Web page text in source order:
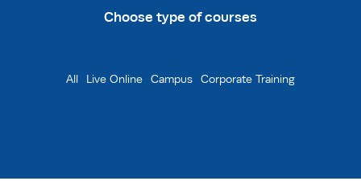
Live Online Campus Corporate Training